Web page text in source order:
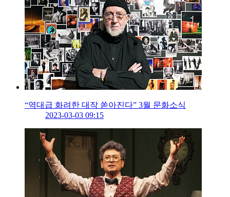
“역대급 화려한 대작 쏟아진다” 3월 문화소식
2023-03-03 09:15